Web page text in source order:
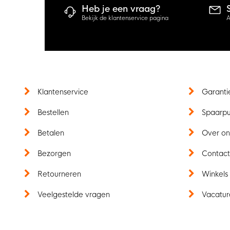
Heb je een vraag?
Bekijk de klantenservice pagina
Klantenservice
Bestellen
Betalen
Bezorgen
Retourneren
Veelgestelde vragen
Over
Contact
Winkels